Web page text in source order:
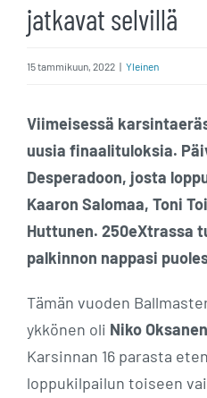
jatkavat selvillä
15 tammikuun, 2022 | Yleinen
Viimeisessä
uusia finaalituloksia.
Desperadoon, josta
Kaaron Salomaa, Toni
Huttunen. 250eXtrassa
palkinnon nappasi
Tämän vuoden
ykkönen oli Niko Oksanen
Karsinnan 16 parasta
loppukilpailun toiseen